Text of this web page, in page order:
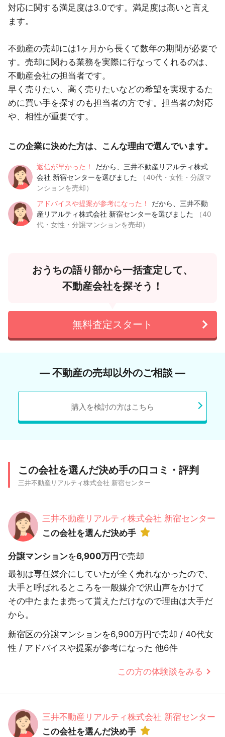
対応に関する満足度は3.0です。満足度は高いと言え
ます。
不動産の売却には1ヶ月から長くて数年の期間が必要で
す。売却に関わる業務を実際に行なってくれるのは、
不動産会社の担当者です。
早く売りたい、高く売りたいなどの希望を実現するた
めに買い手を探すのも担当者の方です。担当者の対応
や、相性が重要です。
この企業に決めた方は、こんな理由で選んでいます。
返信が早かった！
だから、三井不動産リアルティ株式
会社 新宿センターを選びました
（40代・女性・分譲マ
ンションを売却）
アドバイスや提案が参考になった！
だから、三井不動
産リアルティ株式会社 新宿センターを選びました
（40
代・女性・分譲マンションを売却）
おうちの語り部から一括査定して、
不動産会社を探そう！
無料査定スタート
― 不動産の売却以外のご相談 ―
購入を検討の方はこちら
この会社を選んだ決め手の口コミ・評判
三井不動産リアルティ株式会社 新宿センター
三井不動産リアルティ株式会社 新宿センター
この会社を選んだ決め手
分譲マンションを6,900万円で売却
最初は専任媒介にしていたが全く売れなかったので、
大手と呼ばれるところを一般媒介で沢山声をかけて
その中たまたま売って貰えただけなので理由は大手だ
から。
新宿区の分譲マンションを6,900万円で売却 / 40代女
性 / アドバイスや提案が参考になった 他6件
この方の体験談をみる
三井不動産リアルティ株式会社 新宿センター
この会社を選んだ決め手